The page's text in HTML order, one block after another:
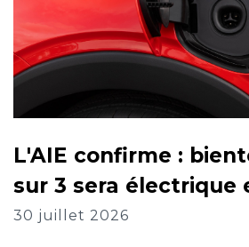
L'AIE confirme :
sur 3 sera électrique
30 juillet 2026